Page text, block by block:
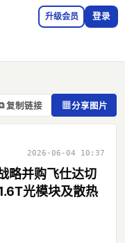
升级会员 登录
复制链接 ▦分享图片
2026-06-04 10:37
略并购飞仕达切
光模块及散热